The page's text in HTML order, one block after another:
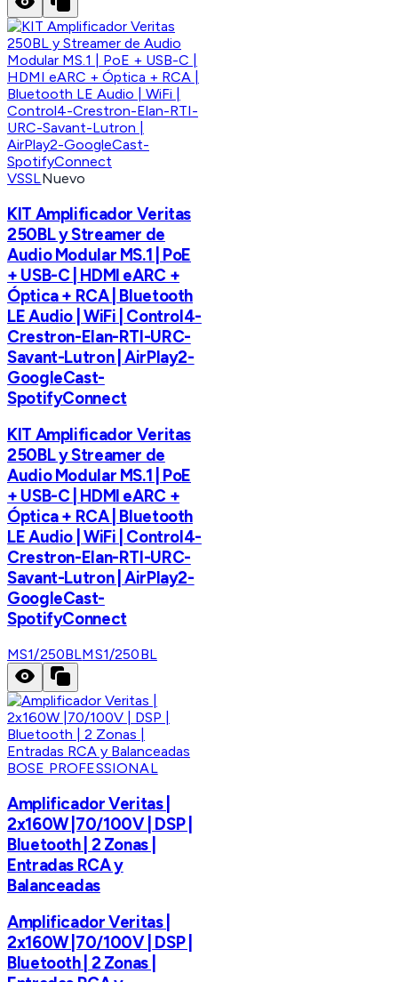
VSSLNuevo
KIT Amplificador Veritas
250BL y Streamer de
Audio Modular MS.1 | PoE
+ USB-C | HDMI eARC +
Óptica + RCA | Bluetooth
LE Audio | WiFi | Control4-
Crestron-Elan-RTI-URC-
Savant-Lutron | AirPlay2-
GoogleCast-
SpotifyConnect
KIT Amplificador Veritas
250BL y Streamer de
Audio Modular MS.1 | PoE
+ USB-C | HDMI eARC +
Óptica + RCA | Bluetooth
LE Audio | WiFi | Control4-
Crestron-Elan-RTI-URC-
Savant-Lutron | AirPlay2-
GoogleCast-
SpotifyConnect
MS1/250BLMS1/250BL
BOSE PROFESSIONAL
Amplificador Veritas |
2x160W |70/100V | DSP |
Bluetooth | 2 Zonas |
Entradas RCA y
Balanceadas
Amplificador Veritas |
2x160W |70/100V | DSP |
Bluetooth | 2 Zonas |